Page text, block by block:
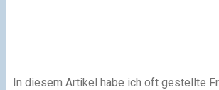
In diesem Artikel habe ich oft gestellte